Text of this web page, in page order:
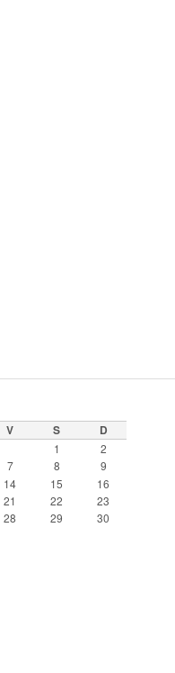
V S D
1 2
7 8
9
14 15
16
21 22
23
28 29
30